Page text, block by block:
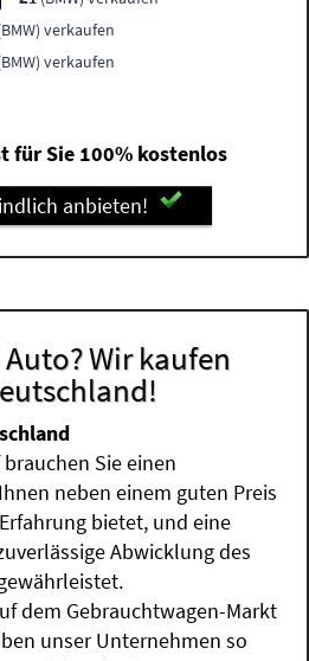
verkaufen
verkaufen
für Sie 100% kostenlos
anbieten!
Wir kaufen
Sie einen
neben einem guten Preis
bietet, und eine
Abwicklung des
dem Gebrauchtwagen-Markt
unser Unternehmen so